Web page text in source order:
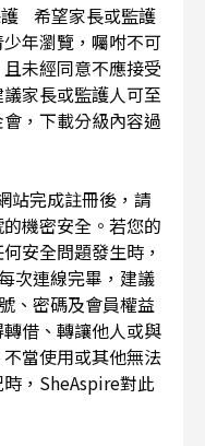
希望家長或監護
年瀏覽，囑咐不可
未經同意不應接受
家長或監護人可至
，下載分級內容過
站完成註冊後，請
機密安全。若您的
安全問題發生時，
次連線完畢，建議
、密碼及會員權益
借、轉讓他人或與
當使用或其他無法
，SheAspire對此